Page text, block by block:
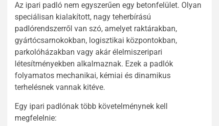
Az ipari padló nem egyszerűen egy betonfelület. Olyan
speciálisan kialakított, nagy teherbírású
padlórendszerről van szó, amelyet raktárakban,
gyártócsarnokokban, logisztikai központokban,
parkolóházakban vagy akár élelmiszeripari
létesítményekben alkalmaznak. Ezek a padlók
folyamatos mechanikai, kémiai és dinamikus
terhelésnek vannak kitéve.
Egy ipari padlónak több követelménynek kell
megfelelnie: